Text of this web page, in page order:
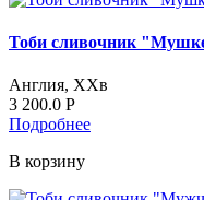
Тоби сливочник
Англия, ХХв
3 200.0 Р
Подробнее
В корзину